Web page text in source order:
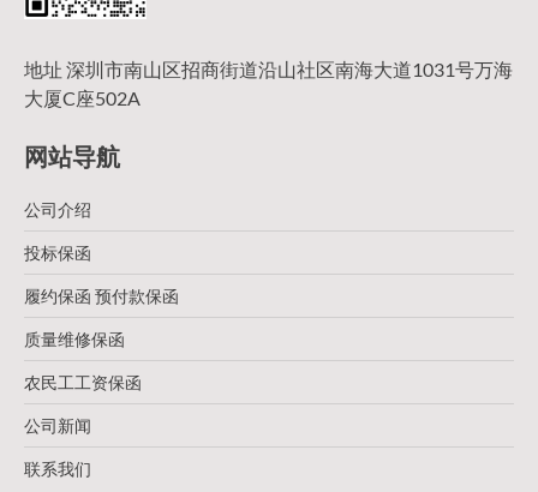
地址 深圳市南山区招商街道沿山社区南海大道1031号万海
大厦C座502A
网站导航
公司介绍
投标保函
履约保函 预付款保函
质量维修保函
农民工工资保函
公司新闻
联系我们